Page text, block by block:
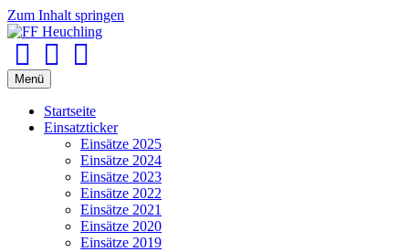
Zum Inhalt springen
Menü
Startseite
Einsatzticker
Einsätze 2025
Einsätze 2024
Einsätze 2023
Einsätze 2022
Einsätze 2021
Einsätze 2020
Einsätze 2019